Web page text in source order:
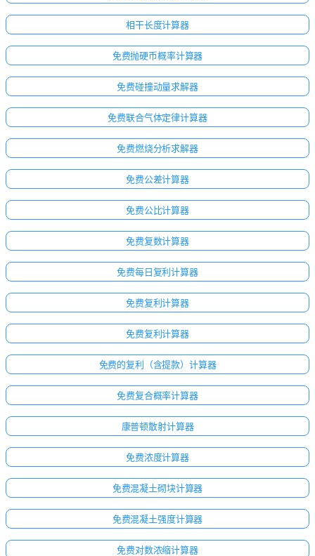
相干长度计算器
免费抛硬币概率计算器
免费碰撞动量求解器
免费联合气体定律计算器
免费燃烧分析求解器
免费公差计算器
免费公比计算器
免费复数计算器
免费每日复利计算器
免费复利计算器
免费复利计算器
免费的复利（含提款）计算器
免费复合概率计算器
康普顿散射计算器
免费浓度计算器
免费混凝土砌块计算器
免费混凝土强度计算器
免费对数浓缩计算器